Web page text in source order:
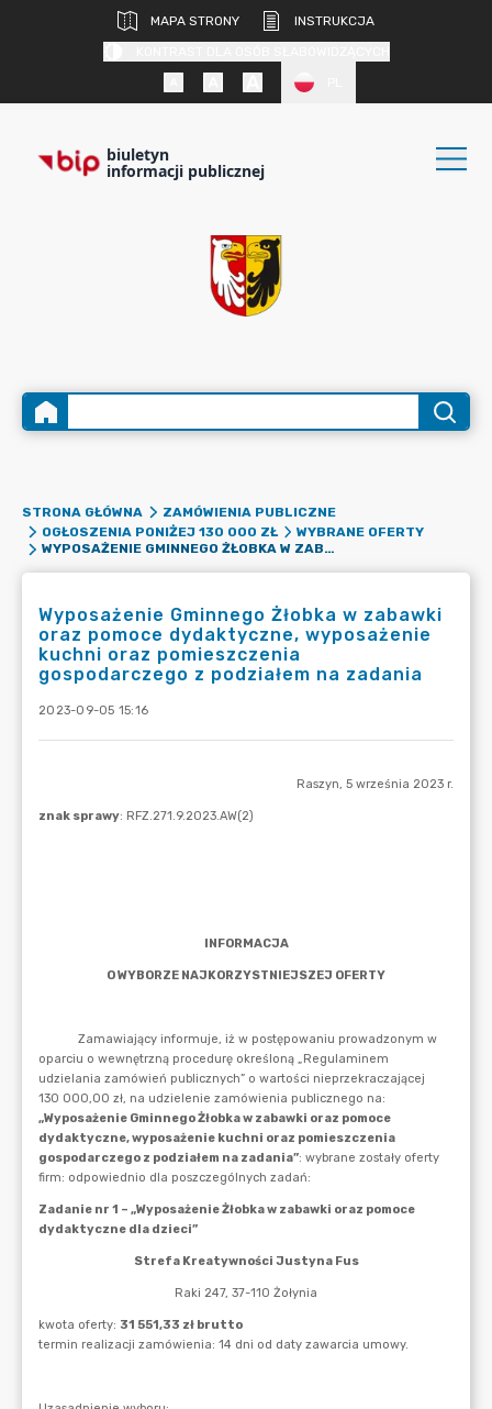
MAPA STRONY
INSTRUKCJA
biuletyn
informacji publicznej
STRONA GŁÓWNA
ZAMÓWIENIA PUBLICZNE
OGŁOSZENIA PONIŻEJ 130 000 ZŁ
WYBRANE OFERTY
WYPOSAŻENIE GMINNEGO ŻŁOBKA W ZABAWKI ORAZ POMOCE DYDAKTYCZNE, WYPOSAŻENIE KUCHNI ORAZ POMIESZCZENIA GOSPODARCZEGO Z PODZIAŁEM NA ZADANIA
Wyposażenie Gminnego Żłobka w zabawki
oraz pomoce dydaktyczne, wyposażenie
kuchni oraz pomieszczenia
gospodarczego z podziałem na zadania
2023-09-05 15:16